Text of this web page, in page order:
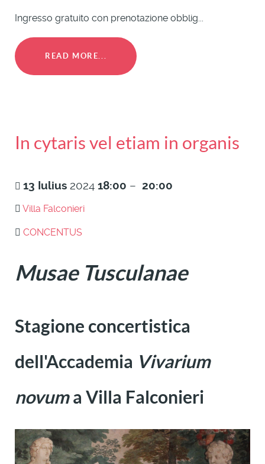
Ingresso gratuito con prenotazione obblig...
READ MORE...
In cytaris vel etiam in organis
13 Iulius 2024 18:00 – 20:00
Villa Falconieri
CONCENTUS
Musae Tusculanae
Stagione concertistica
dell'Accademia Vivarium
novum a Villa Falconieri